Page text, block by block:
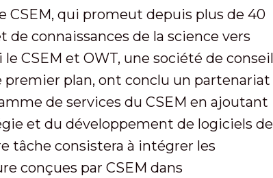
CSEM, qui promeut depuis plus de 40
connaissances de la science vers
CSEM et OWT, une société de conseil
plan, ont conclu un partenariat
de services du CSEM en ajoutant
et du développement de logiciels de
tâche consistera à intégrer les
conçues par CSEM dans